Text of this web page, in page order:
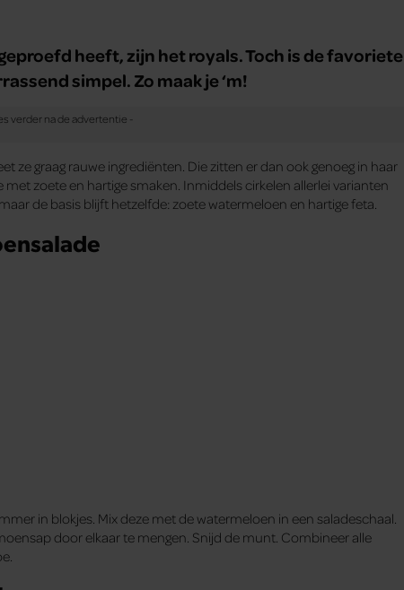
heeft, zijn het royals. Toch is de favoriete
simpel. Zo maak je ‘m!
ze graag rauwe ingrediënten. Die zitten er dan ook genoeg in haar
zoete en hartige smaken. Inmiddels cirkelen allerlei varianten
de basis blijft hetzelfde: zoete watermeloen en hartige feta.
in blokjes. Mix deze met de watermeloen in een saladeschaal.
door elkaar te mengen. Snijd de munt. Combineer alle